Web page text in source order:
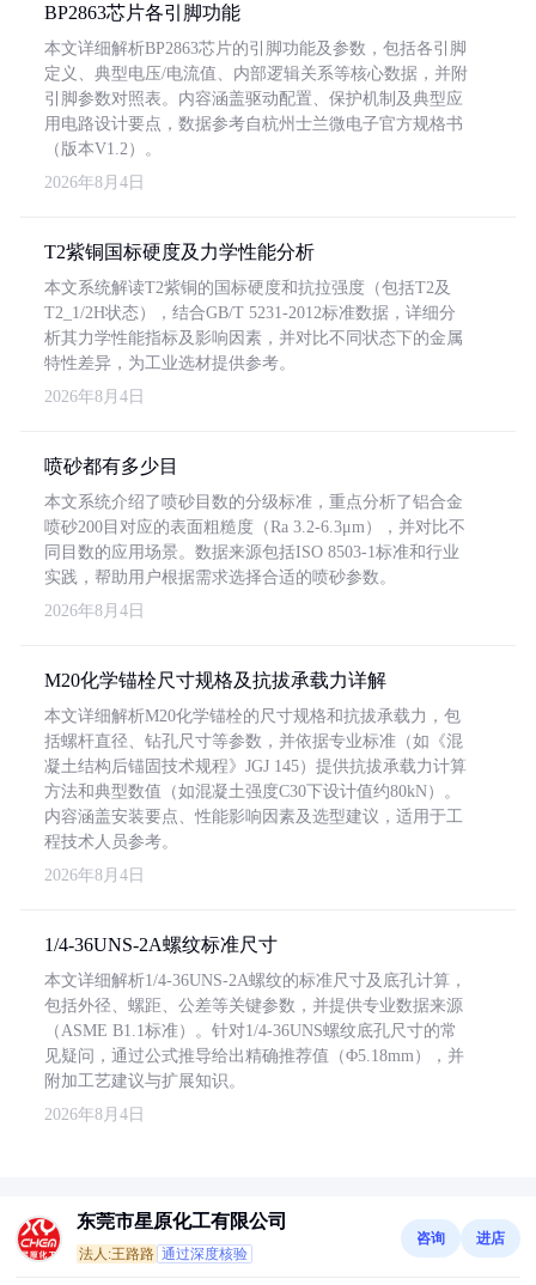
BP2863芯片各引脚功能
本文详细解析BP2863芯片的引脚功能及参数，包括各引脚
定义、典型电压/电流值、内部逻辑关系等核心数据，并附
引脚参数对照表。内容涵盖驱动配置、保护机制及典型应
用电路设计要点，数据参考自杭州士兰微电子官方规格书
（版本V1.2）。
2026年8月4日
T2紫铜国标硬度及力学性能分析
本文系统解读T2紫铜的国标硬度和抗拉强度（包括T2及
T2_1/2H状态），结合GB/T 5231-2012标准数据，详细分
析其力学性能指标及影响因素，并对比不同状态下的金属
特性差异，为工业选材提供参考。
2026年8月4日
喷砂都有多少目
本文系统介绍了喷砂目数的分级标准，重点分析了铝合金
喷砂200目对应的表面粗糙度（Ra 3.2-6.3μm），并对比不
同目数的应用场景。数据来源包括ISO 8503-1标准和行业
实践，帮助用户根据需求选择合适的喷砂参数。
2026年8月4日
M20化学锚栓尺寸规格及抗拔承载力详解
本文详细解析M20化学锚栓的尺寸规格和抗拔承载力，包
括螺杆直径、钻孔尺寸等参数，并依据专业标准（如《混
凝土结构后锚固技术规程》JGJ 145）提供抗拔承载力计算
方法和典型数值（如混凝土强度C30下设计值约80kN）。
内容涵盖安装要点、性能影响因素及选型建议，适用于工
程技术人员参考。
2026年8月4日
1/4-36UNS-2A螺纹标准尺寸
本文详细解析1/4-36UNS-2A螺纹的标准尺寸及底孔计算，
包括外径、螺距、公差等关键参数，并提供专业数据来源
（ASME B1.1标准）。针对1/4-36UNS螺纹底孔尺寸的常
见疑问，通过公式推导给出精确推荐值（Φ5.18mm），并
附加工艺建议与扩展知识。
2026年8月4日
东莞市星原化工有限公司
法人:王路路 通过深度核验
咨询 进店